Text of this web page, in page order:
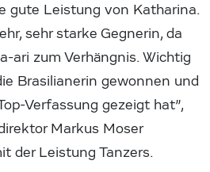
gute Leistung von Katharina.
sehr starke Gegnerin, da
ari zum Verhängnis. Wichtig
Brasilianerin gewonnen und
Verfassung gezeigt hat”,
Markus Moser
der Leistung Tanzers.